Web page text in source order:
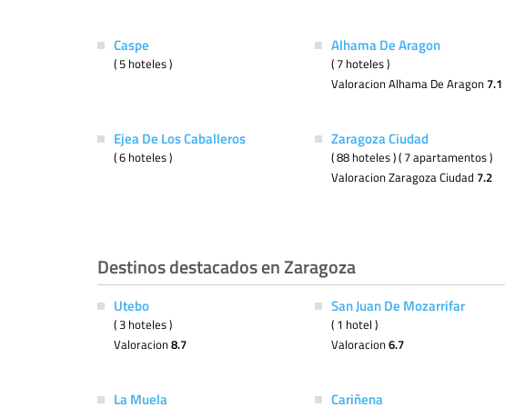
Caspe
( 5 hoteles )
Alhama De Aragon
( 7 hoteles )
Valoracion Alhama De Aragon 7.1
Ejea De Los Caballeros
( 6 hoteles )
Zaragoza Ciudad
( 88 hoteles ) ( 7 apartamentos )
Valoracion Zaragoza Ciudad 7.2
Destinos destacados en Zaragoza
Utebo
( 3 hoteles )
Valoracion8.7
San Juan De Mozarrifar
( 1 hotel )
Valoracion6.7
La Muela Cariñena